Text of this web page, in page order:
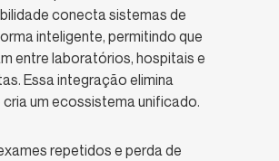
conecta sistemas de
inteligente, permitindo que
entre laboratórios, hospitais e
Essa integração elimina
cria um ecossistema unificado.
repetidos e perda de